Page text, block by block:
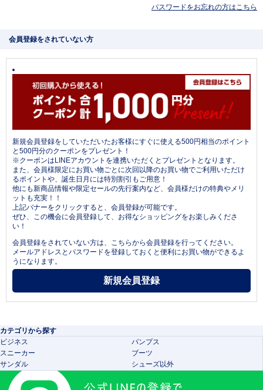
パスワードをお忘れの方はこちら
会員登録をされていない方
新規会員登録をしていただいたお客様にすぐに使える500円相当のポイント
と500円分のクーポンをプレゼント！
※クーポンはLINEアカウントを連携いただくとプレゼントとなります。
また、会員様限定にお買い物ごとに次回以降のお買い物でご利用いただけ
るポイントや、誕生日月には特別割引もご用意！
他にも新商品情報や限定セールの先行案内など、会員様だけの特典やメリ
ットも充実！！
上記バナーをクリックすると、会員登録が可能です。
ぜひ、この機会に会員登録して、お得なショッピングをお楽しみくださ
い！
会員登録をされていない方は、こちらから会員登録を行ってください。
メールアドレスとパスワードを登録しておくと便利にお買い物ができるよ
うになります。
カテゴリから探す
ビジネス
パンプス
スニーカー
ブーツ
サンダル
シューズ以外